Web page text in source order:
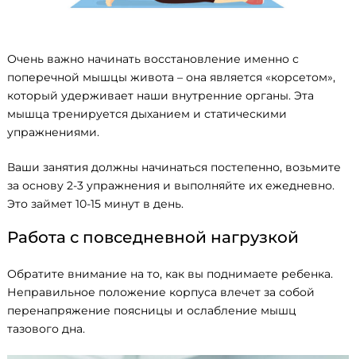
Очень важно начинать восстановление именно с
поперечной мышцы живота – она является «корсетом»,
который удерживает наши внутренние органы. Эта
мышца тренируется дыханием и статическими
упражнениями.
Ваши занятия должны начинаться постепенно, возьмите
за основу 2-3 упражнения и выполняйте их ежедневно.
Это займет 10-15 минут в день.
Работа с повседневной нагрузкой
Обратите внимание на то, как вы поднимаете ребенка.
Неправильное положение корпуса влечет за собой
перенапряжение поясницы и ослабление мышц
тазового дна.
Search